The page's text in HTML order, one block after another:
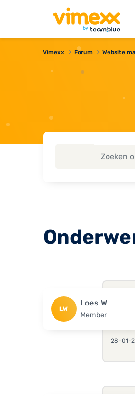
Vimexx Forum Website
LW
Loes W
Member
28-01-